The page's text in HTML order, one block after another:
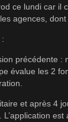
ce lundi car il
agences,
précédente :
évalue les 2
et après 4